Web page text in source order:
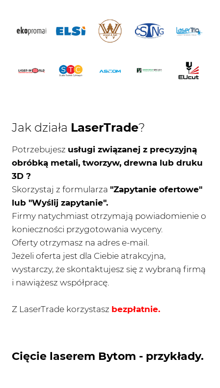
Jak działa LaserTrade?
Potrzebujesz usługi związanej z precyzyjną
obróbką metali, tworzyw, drewna lub druku
3D ?
Skorzystaj z formularza "Zapytanie ofertowe"
lub "Wyślij zapytanie".
Firmy natychmiast otrzymają powiadomienie o
konieczności przygotowania wyceny.
Oferty otrzymasz na adres e-mail.
Jeżeli oferta jest dla Ciebie atrakcyjna,
wystarczy, że skontaktujesz się z wybraną firmą
i nawiążesz współpracę.
Z LaserTrade korzystasz bezpłatnie.
Cięcie laserem Bytom - przykłady.